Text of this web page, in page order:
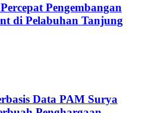
Pengembangan
di Pelabuhan Tanjung
Data PAM Surya